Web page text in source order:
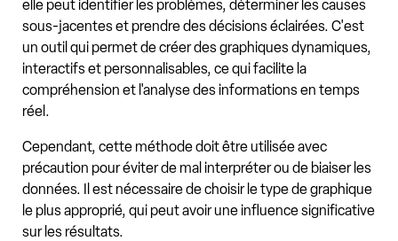
elle peut identifier les problèmes, déterminer les causes
sous-jacentes et prendre des décisions éclairées. C'est
un outil qui permet de créer des graphiques dynamiques,
interactifs et personnalisables, ce qui facilite la
compréhension et l'analyse des informations en temps
réel.
Cependant, cette méthode doit être utilisée avec
précaution pour éviter de mal interpréter ou de biaiser les
données. Il est nécessaire de choisir le type de graphique
le plus approprié, qui peut avoir une influence significative
sur les résultats.